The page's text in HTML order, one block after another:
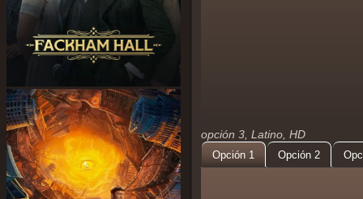
opción 3, Latino, HD
Opción 1 Opción 2